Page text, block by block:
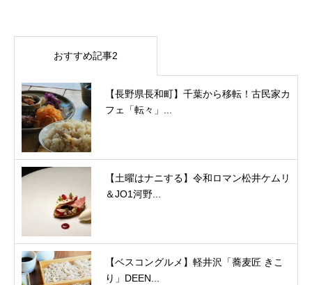
おすすめ記事2
【長野県長和町】千葉から移転！古民家カ
フェ「転々」...
【土曜はナニする】令和ロマン松井ケムリ
＆JO1河野...
【ベスコングルメ】軽井沢「蕎麦匠 きこ
り」DEEN...